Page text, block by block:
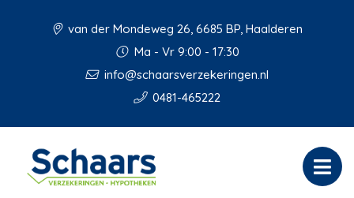
van der Mondeweg 26, 6685 BP, Haalderen
Ma - Vr 9:00 - 17:30
info@schaarsverzekeringen.nl
0481-465222